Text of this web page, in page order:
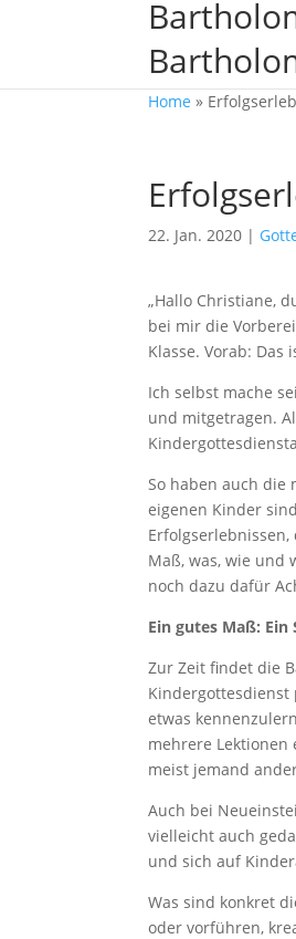
Home »
22. Jan. 2020 |
„Hallo Christiane,
bei mir die
Klasse. Vorab: Das
Ich selbst mache
und mitgetragen.
So haben auch
eigenen Kinder
Maß, was, wie
noch dazu dafür
Ein gutes Maß:
Zur Zeit findet die
Kindergottesdienst
etwas
mehrere
meist jemand
Auch bei
vielleicht auch
und sich auf
Was sind konkret
oder vorführen,